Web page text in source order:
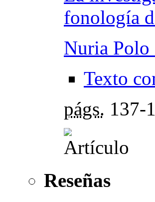
fonología
Nuria Polo
Texto
págs. 137-
Reseñas